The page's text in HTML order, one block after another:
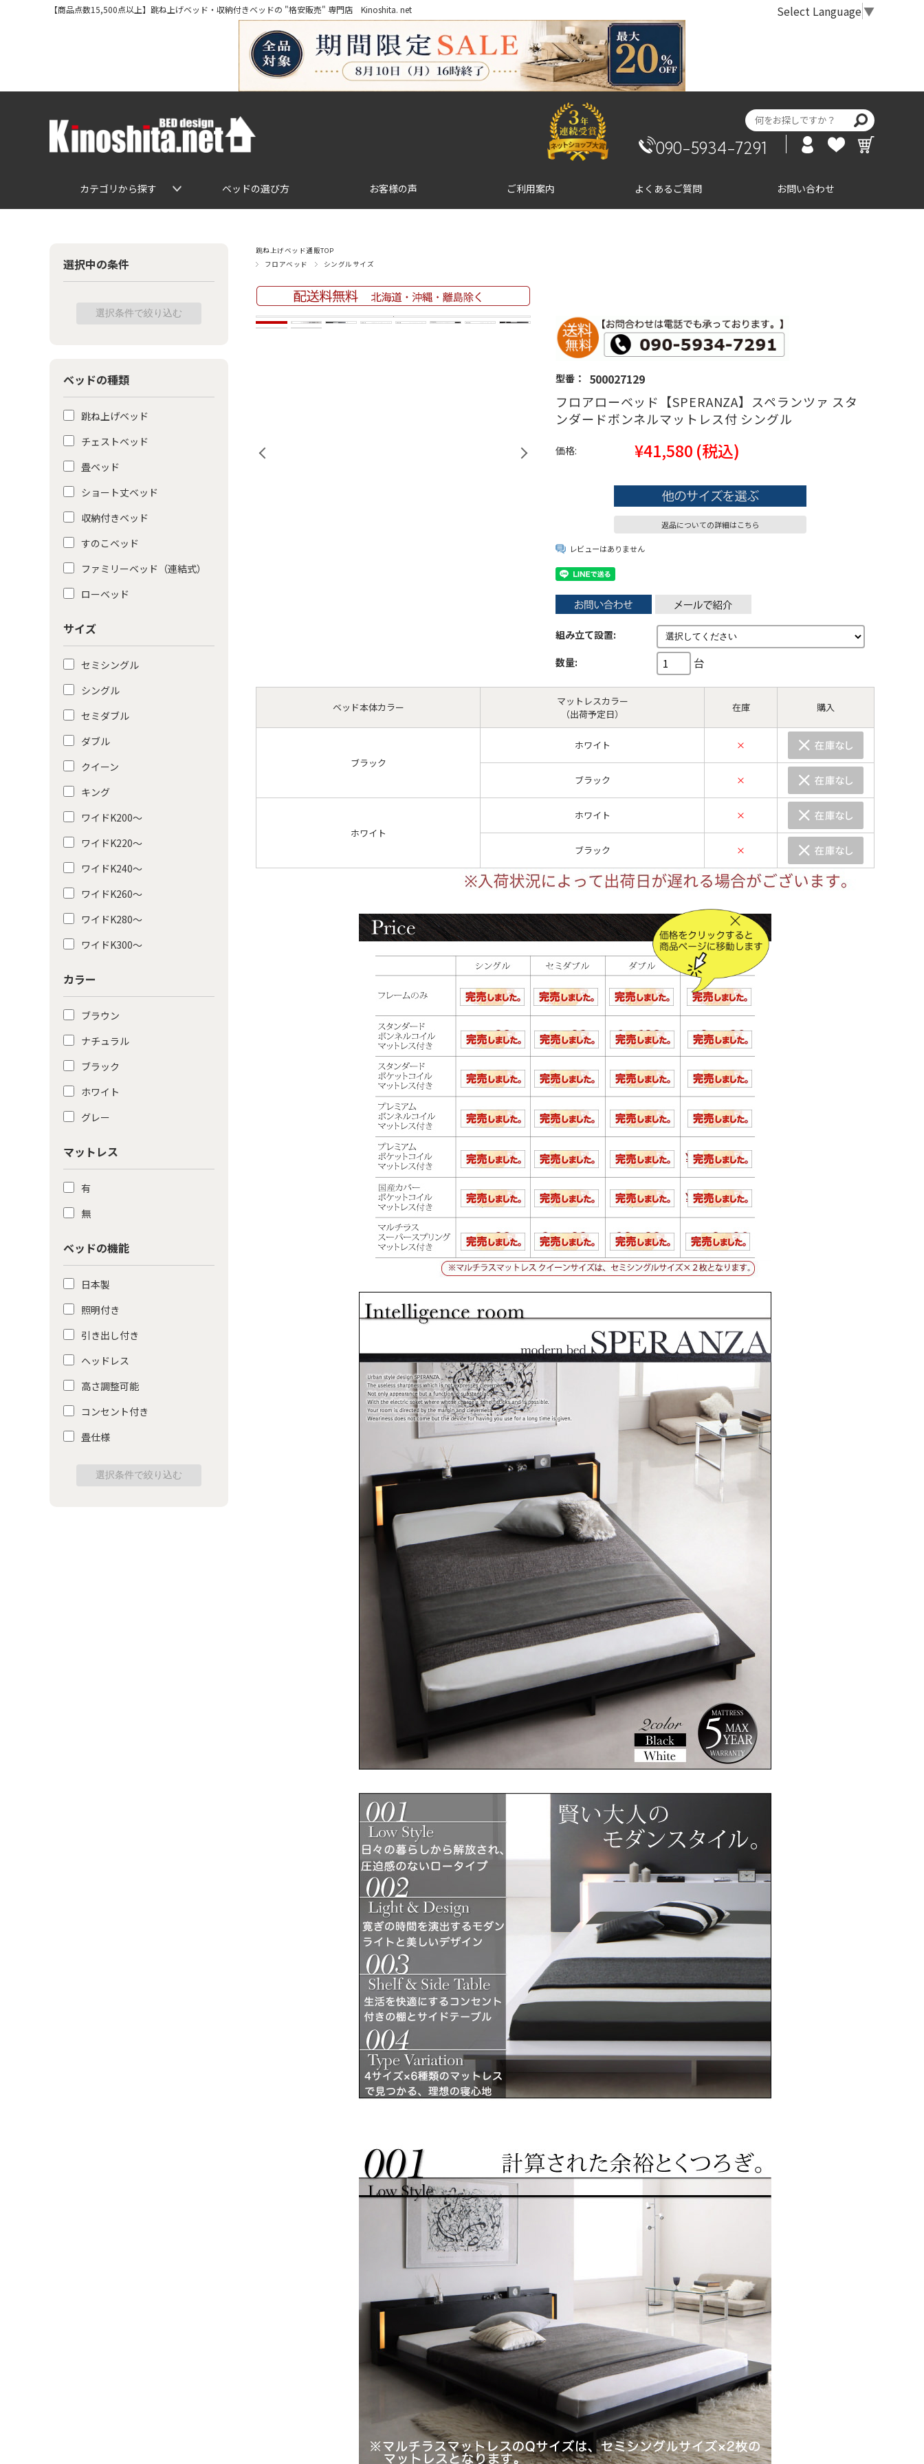
【商品点数15,500点以上】跳ね上げベッド・収納付きベッドの "格安販売" 専門店 Kinoshita. net Select Language▼
090-5934-7291
カテゴリから探す ベッドの選び方 お客様の声 ご利用案内 よくあるご質問 お問い合わせ
跳ね上げベッド通販TOP
フロアベッド
シングルサイズ
型番： 500027129
フロアローベッド【SPERANZA】スペランツァ スタ
ンダードボンネルマットレス付 シングル
価格: ¥41,580 (税込)
返品についての詳細はこちら
レビューはありません
組み立て設置:
数量:
台
ベッド本体カラー
マットレスカラー
（出荷予定日）
在庫 購入
ブラック
ホワイト ×
ブラック ×
ホワイト
ホワイト ×
ブラック ×
選択中の条件
ベッドの種類
跳ね上げベッド
チェストベッド
畳ベッド
ショート丈ベッド
収納付きベッド
すのこベッド
ファミリーベッド（連結式）
ローベッド
サイズ
セミシングル
シングル
セミダブル
ダブル
クイーン
キング
ワイドK200〜
ワイドK220〜
ワイドK240〜
ワイドK260〜
ワイドK280〜
ワイドK300〜
カラー
ブラウン
ナチュラル
ブラック
ホワイト
グレー
マットレス
有
無
ベッドの機能
日本製
照明付き
引き出し付き
ヘッドレス
高さ調整可能
コンセント付き
畳仕様